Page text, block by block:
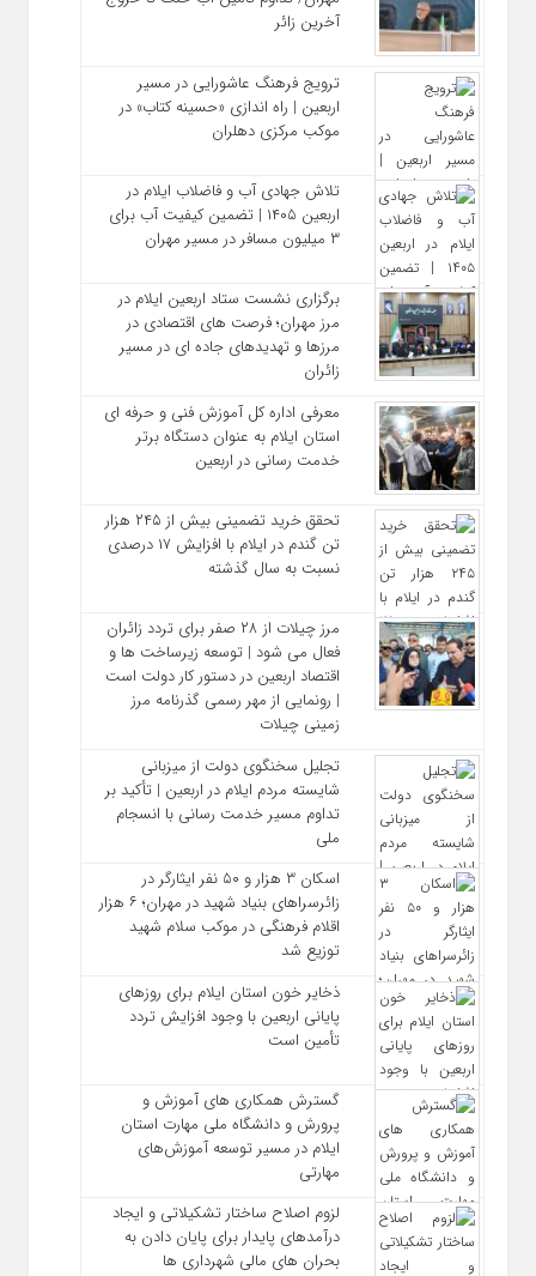
آخرین زائر
ترویج فرهنگ عاشورایی در مسیر
اربعین | راه‌ اندازی «حسینه کتاب» در
موکب مرکزی دهلران
تلاش جهادی آب و فاضلاب ایلام در
اربعین ۱۴۰۵ | تضمین کیفیت آب برای
۳ میلیون مسافر در مسیر مهران
برگزاری نشست ستاد اربعین ایلام در
مرز مهران؛ فرصت‌ های اقتصادی در
مرزها و تهدیدهای جاده‌ ای در مسیر
زائران
معرفی اداره کل آموزش فنی و حرفه‌ ای
استان ایلام به‌ عنوان دستگاه برتر
خدمت‌ رسانی در اربعین
تحقق خرید تضمینی بیش از ۲۴۵ هزار
تن گندم در ایلام با افزایش ۱۷ درصدی
نسبت به سال گذشته
مرز چیلات از ۲۸ صفر برای تردد زائران
فعال می‌ شود | توسعه زیرساخت‌ ها و
اقتصاد اربعین در دستور کار دولت است
| رونمایی از مهر رسمی گذرنامه مرز
زمینی چیلات
تجلیل سخنگوی دولت از میزبانی
شایسته مردم ایلام در اربعین | تأکید بر
تداوم مسیر خدمت‌ رسانی با انسجام
ملی
اسکان ۳ هزار و ۵۰ نفر ایثارگر در
زائرسراهای بنیاد شهید در مهران؛ ۶ هزار
اقلام فرهنگی در موکب سلام شهید
توزیع شد
ذخایر خون استان ایلام برای روزهای
پایانی اربعین با وجود افزایش تردد
تأمین است
گسترش همکاری‌ های آموزش و
پرورش و دانشگاه ملی مهارت استان
ایلام در مسیر توسعه آموزش‌های
مهارتی
لزوم اصلاح ساختار تشکیلاتی و ایجاد
درآمدهای پایدار برای پایان دادن به
بحران‌ های مالی شهرداری‌ ها